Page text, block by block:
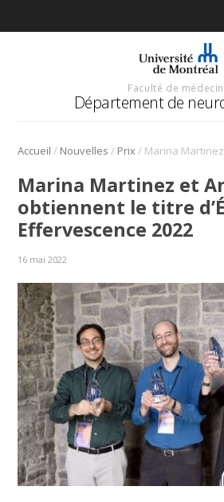
Faculté de
Département de
Accueil / Nouvelles / Prix/
Marina Martinez et
obtiennent le titre
Effervescence 2022
16 mai 2022